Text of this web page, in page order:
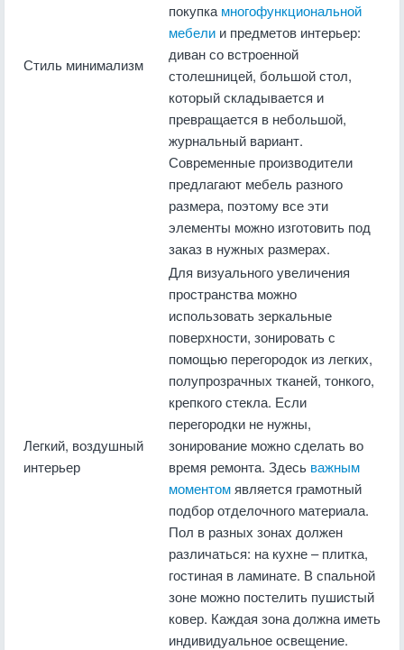
Стиль минимализм
покупка многофункциональной
мебели и предметов интерьер:
диван со встроенной
столешницей, большой стол,
который складывается и
превращается в небольшой,
журнальный вариант.
Современные производители
предлагают мебель разного
размера, поэтому все эти
элементы можно изготовить под
заказ в нужных размерах.
Легкий, воздушный
интерьер
Для визуального увеличения
пространства можно
использовать зеркальные
поверхности, зонировать с
помощью перегородок из легких,
полупрозрачных тканей, тонкого,
крепкого стекла. Если
перегородки не нужны,
зонирование можно сделать во
время ремонта. Здесь важным
моментомявляется грамотный
подбор отделочного материала.
Пол в разных зонах должен
различаться: на кухне – плитка,
гостиная в ламинате. В спальной
зоне можно постелить пушистый
ковер. Каждая зона должна иметь
индивидуальное освещение.